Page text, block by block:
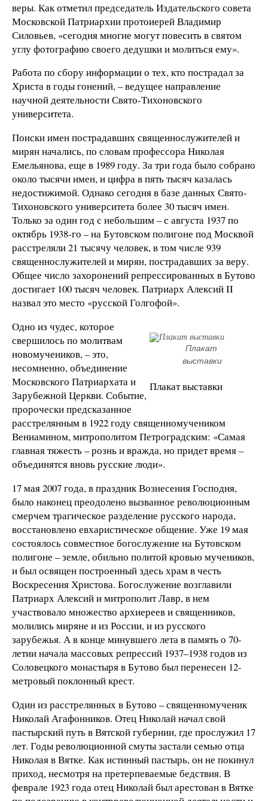
веры. Как отметил председатель Издательского совета
Московской Патриархии протоиерей Владимир
Силовьев, «сегодня многие могут повесить в святом
углу фотографию своего дедушки и молиться ему».
Работа по сбору информации о тех, кто пострадал за
Христа в годы гонений, – ведущее направление
научной деятельности Свято-Тихоновского
университета.
Поиски имен пострадавших священнослужителей и
мирян начались, по словам профессора Николая
Емельянова, еще в 1989 году. За три года было собрано
около тысячи имен, и цифра в пять тысяч казалась
недостижимой. Однако сегодня в базе данных Свято-
Тихоновского университета более 30 тысяч имен.
Только за один год с небольшим – с августа 1937 по
октябрь 1938-го – на Бутовском полигоне под Москвой
расстреляли 21 тысячу человек, в томчисле 939
священнослужителей и мирян, пострадавших за веру.
Общее число захоронений репрессированных в Бутово
достигает 100 тысяч человек. Патриарх Алексий II
назвал это место «русской Голгофой».
Плакат
выставки
Плакат выставки
Одно из чудес, которое
свершилось по молитвам
новомучеников, – это,
несомненно, объединение
Московского Патриархата и
Зарубежной Церкви. Событие,
пророчески предсказанное
расстрелянным в 1922 году священномучеником
Вениамином, митрополитом Петроградским: «Самая
главная тяжесть – рознь и вражда, но придет время –
объединятся вновь русские люди».
17 мая 2007 года, в праздник Вознесения Господня,
было наконец преодолено вызванное революционным
смерчем трагическое разделение русского народа,
восстановлено евхаристическое общение. Уже 19 мая
состоялось совместное богослужение на Бутовском
полигоне – земле, обильно политой кровью мучеников,
и был освящен построенный здесь храм в честь
Воскресения Христова. Богослужение возглавили
Патриарх Алексий и митрополит Лавр, в нем
участвовало множество архиереев и священников,
молились миряне и из России, и из русского
зарубежья. А в конце минувшего лета в память о 70-
летии начала массовых репрессий 1937–1938 годов из
Соловецкого монастыря в Бутово был перенесен 12-
метровый поклонный крест.
Один из расстрелянных в Бутово – священномученик
Николай Агафонников. Отец Николай начал свой
пастырский путь в Вятской губернии, где прослужил 17
лет. Годы революционной смуты застали семью отца
Николая в Вятке. Как истинный пастырь, он не покинул
приход, несмотря на претерпеваемые бедствия. В
феврале 1923 года отец Николай был арестован в Вятке